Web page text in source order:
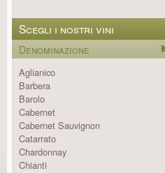
Scegli i nostri vini
Denominazione
Aglianico
Barbera
Barolo
Cabernet
Cabernet Sauvignon
Catarrato
Chardonnay
Chianti